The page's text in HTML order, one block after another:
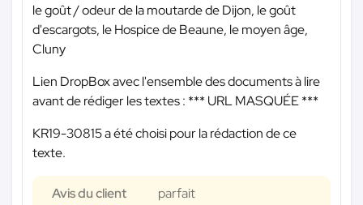
le goût / odeur de la moutarde de Dijon, le goût
d'escargots, le Hospice de Beaune, le moyen âge,
Cluny
Lien DropBox avec l'ensemble des documents à lire
avant de rédiger les textes : *** URL MASQUÉE ***
KR19-30815 a été choisi pour la rédaction de ce
texte.
Avis du client parfait